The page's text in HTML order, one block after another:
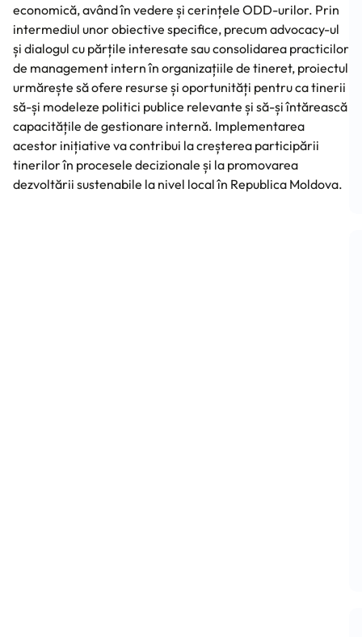
economică, având în vedere și cerințele ODD-urilor. Prin
intermediul unor obiective specifice, precum advocacy-ul
și dialogul cu părțile interesate sau consolidarea practicilor
de management intern în organizațiile de tineret, proiectul
urmărește să ofere resurse și oportunități pentru ca tinerii
să-și modeleze politici publice relevante și să-și întărească
capacitățile de gestionare internă. Implementarea
acestor inițiative va contribui la creșterea participării
tinerilor în procesele decizionale și la promovarea
dezvoltării sustenabile la nivel local în Republica Moldova.